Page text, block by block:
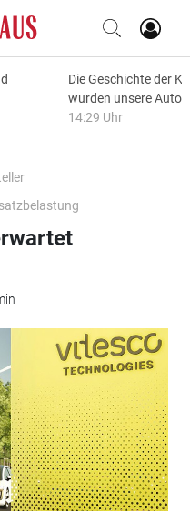
Die Geschichte der
wurden unsere
14:29 Uhr